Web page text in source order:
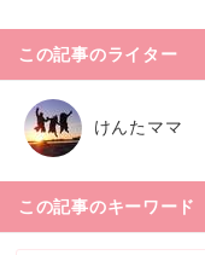
この記事のライター
けんたママ
この記事のキーワード